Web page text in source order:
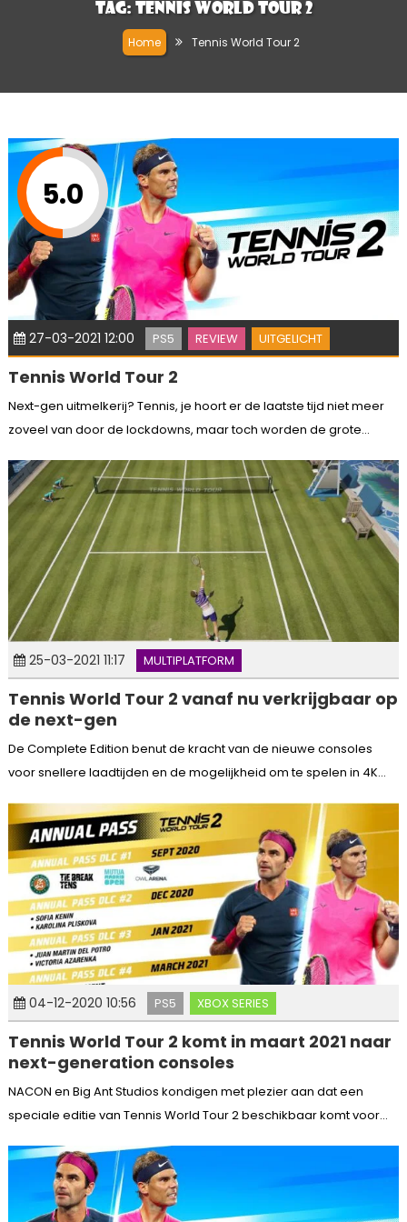
Tag: Tennis World Tour 2
Home Tennis World Tour 2
5.0
27-03-2021 12:00 PS5 REVIEW UITGELICHT
Tennis World Tour 2
Next-gen uitmelkerij? Tennis, je hoort er de laatste tijd niet meer
zoveel van door de lockdowns, maar toch worden de grote...
25-03-2021 11:17 MULTIPLATFORM
Tennis World Tour 2 vanaf nu verkrijgbaar op
de next-gen
De Complete Edition benut de kracht van de nieuwe consoles
voor snellere laadtijden en de mogelijkheid om te spelen in 4K...
04-12-2020 10:56 PS5 XBOX SERIES
Tennis World Tour 2 komt in maart 2021 naar
next-generation consoles
NACON en Big Ant Studios kondigen met plezier aan dat een
speciale editie van Tennis World Tour 2 beschikbaar komt voor...